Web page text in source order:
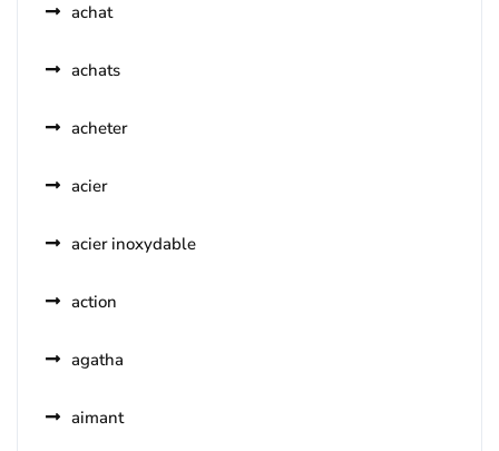
achat
achats
acheter
acier
acier inoxydable
action
agatha
aimant